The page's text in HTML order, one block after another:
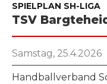
SPIELPLAN SH-LIGA
TSV
Samstag, 25.4.2026
Handballverband